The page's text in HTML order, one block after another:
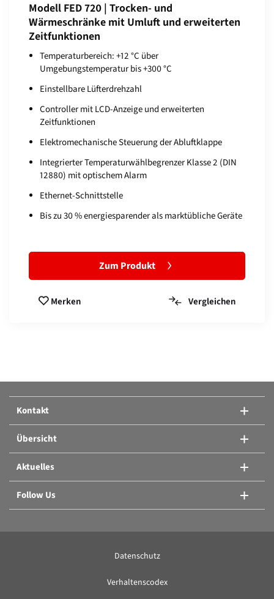
Modell FED 720 | Trocken- und
Wärmeschränke mit Umluft und erweiterten
Zeitfunktionen
Temperaturbereich: +12 °C über
Umgebungstemperatur bis +300 °C
Einstellbare Lüfterdrehzahl
Controller mit LCD-Anzeige und erweiterten
Zeitfunktionen
Elektromechanische Steuerung der Abluftklappe
Integrierter Temperaturwählbegrenzer Klasse 2 (DIN
12880) mit optischem Alarm
Ethernet-Schnittstelle
Bis zu 30 % energiesparender als marktübliche Geräte
Zum Produkt
Merken Vergleichen
Produkte vergleichen:
Oder ein weiteres Produkt hinzufügen.
Kontakt
Übersicht
Aktuelles
Follow Us
Datenschutz
Verhaltenscodex